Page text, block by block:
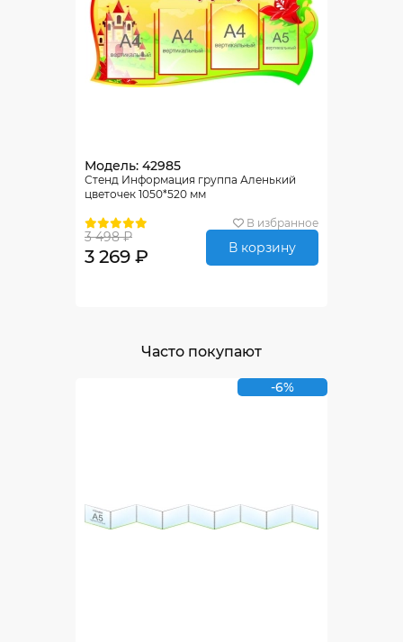
Модель: 42985
Стенд Информация группа Аленький
цветочек 1050*520 мм
В избранное
3 498 ₽
3 269 ₽ В корзину
Часто покупают
-6%